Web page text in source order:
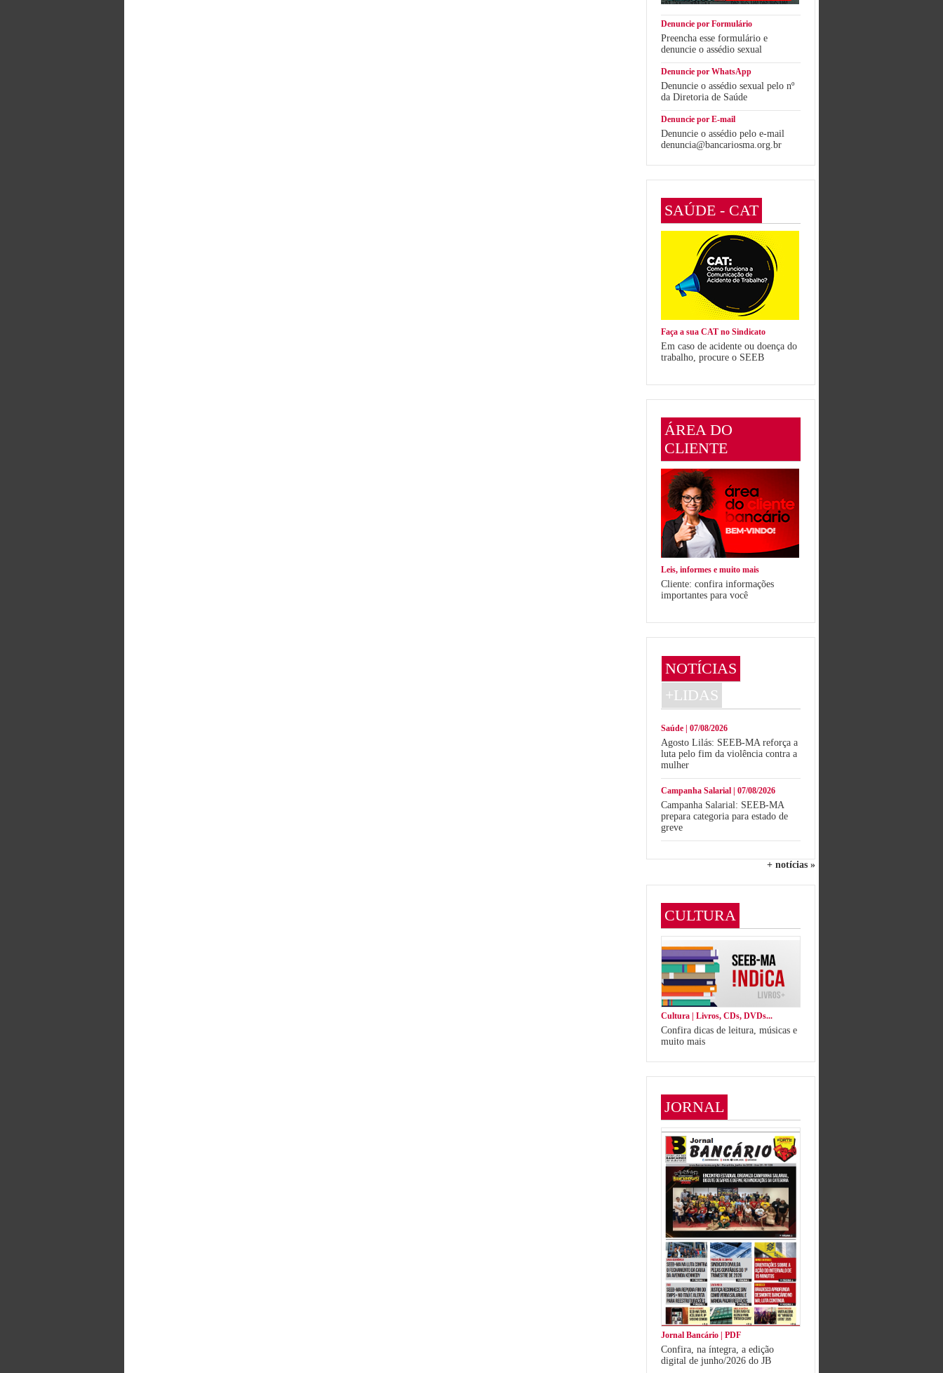
Denuncie por Formulário
Preencha esse formulário e
denuncie o assédio sexual
Denuncie por WhatsApp
Denuncie o assédio sexual pelo nº
da Diretoria de Saúde
Denuncie por E-mail
Denuncie o assédio pelo e-mail
denuncia@bancariosma.org.br
SAÚDE - CAT
Faça a sua CAT no Sindicato
Em caso de acidente ou doença do
trabalho, procure o SEEB
ÁREA DO
CLIENTE
Leis, informes e muito mais
Cliente: confira informações
importantes para você
NOTÍCIAS
+LIDAS
Saúde | 07/08/2026
Agosto Lilás: SEEB-MA reforça a
luta pelo fim da violência contra a
mulher
Campanha Salarial | 07/08/2026
Campanha Salarial: SEEB-MA
prepara categoria para estado de
greve
+ notícias »
CULTURA
Cultura | Livros, CDs, DVDs...
Confira dicas de leitura, músicas e
muito mais
JORNAL
Jornal Bancário | PDF
Confira, na íntegra, a edição
digital de junho/2026 do JB